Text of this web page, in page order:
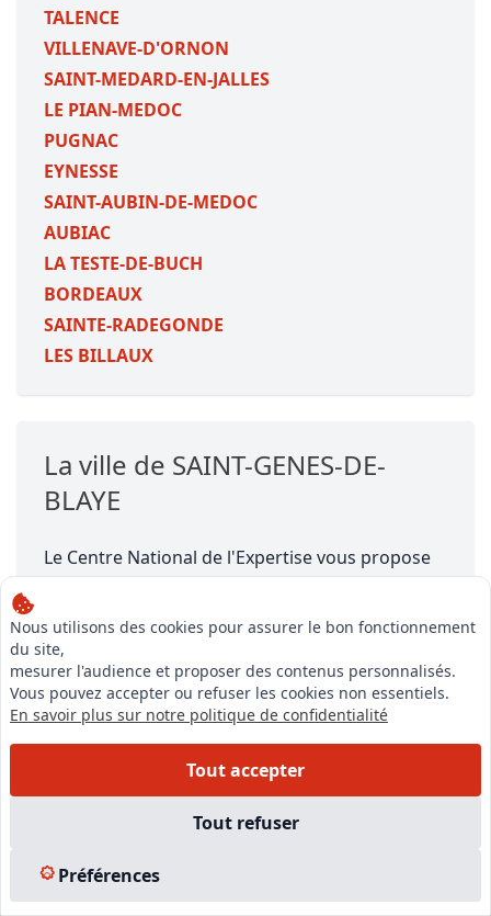
TALENCE
VILLENAVE-D'ORNON
SAINT-MEDARD-EN-JALLES
LE PIAN-MEDOC
PUGNAC
EYNESSE
SAINT-AUBIN-DE-MEDOC
AUBIAC
LA TESTE-DE-BUCH
BORDEAUX
SAINTE-RADEGONDE
LES BILLAUX
La ville de SAINT-GENES-DE-
BLAYE
Le Centre National de l'Expertise vous propose
sa liste d'experts immobiliers proches de SAINT-
GIRONDE (33), région Aquitaine.
SAINT-GENES-DE-BLAYE se situe à une altitude
de 5.0 mètres, a une superficie de 11.75 km²,
porte le numéro INSEE 33405 et sa population
est d'environ 500 habitants.
Nous utilisons des cookies pour assurer le bon fonctionnement
du site,
mesurer l'audience et proposer des contenus personnalisés.
Vous pouvez accepter ou refuser les cookies non essentiels.
En savoir plus sur notre politique de confidentialité
Tout accepter
Tout refuser
Préférences